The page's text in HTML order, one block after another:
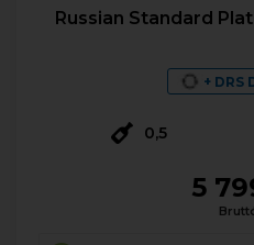
Russian Standard
+ DRS
0,5
5